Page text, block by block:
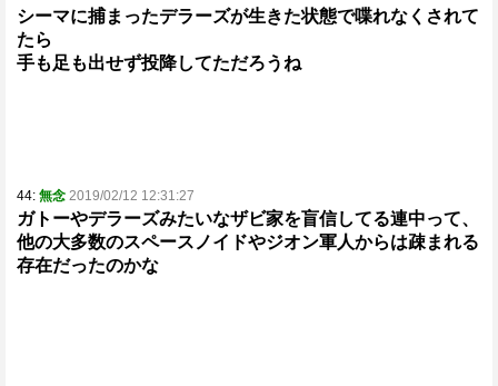
シーマに捕まったデラーズが生きた状態で喋れなくされて
たら
手も足も出せず投降してただろうね
44: 無念 2019/02/12 12:31:27
ガトーやデラーズみたいなザビ家を盲信してる連中って、
他の大多数のスペースノイドやジオン軍人からは疎まれる
存在だったのかな